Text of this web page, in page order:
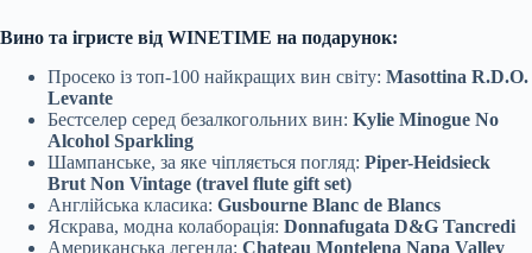
Вино та ігристе від WINETIME на подарунок:
Просеко із топ-100 найкращих вин світу: Masottina R.D.O.
Levante
Бестселер серед безалкогольних вин: Kylie Minogue No
Alcohol Sparkling
Шампанське, за яке чіпляється погляд: Piper-Heidsieck
Brut Non Vintage (travel flute gift set)
Англійська класика: Gusbourne Blanc de Blancs
Яскрава, модна колаборація: Donnafugata D&G Tancredi
Американська легенда: Chateau Montelena Napa Valley